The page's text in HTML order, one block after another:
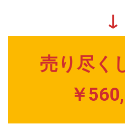
↓
売り尽く
￥